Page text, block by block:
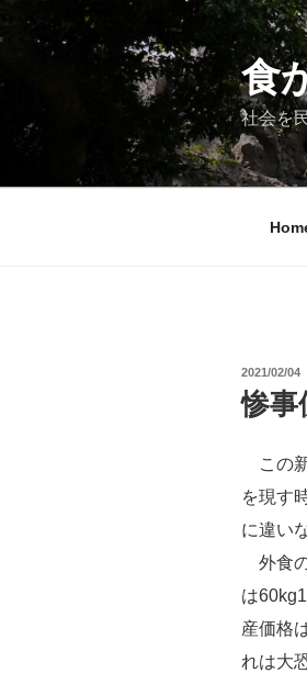
ン
ン
食
社会を
投
稿
日:
2021/02/04
惨事
この
を現す
に違い
外食
は
産価格
れは大